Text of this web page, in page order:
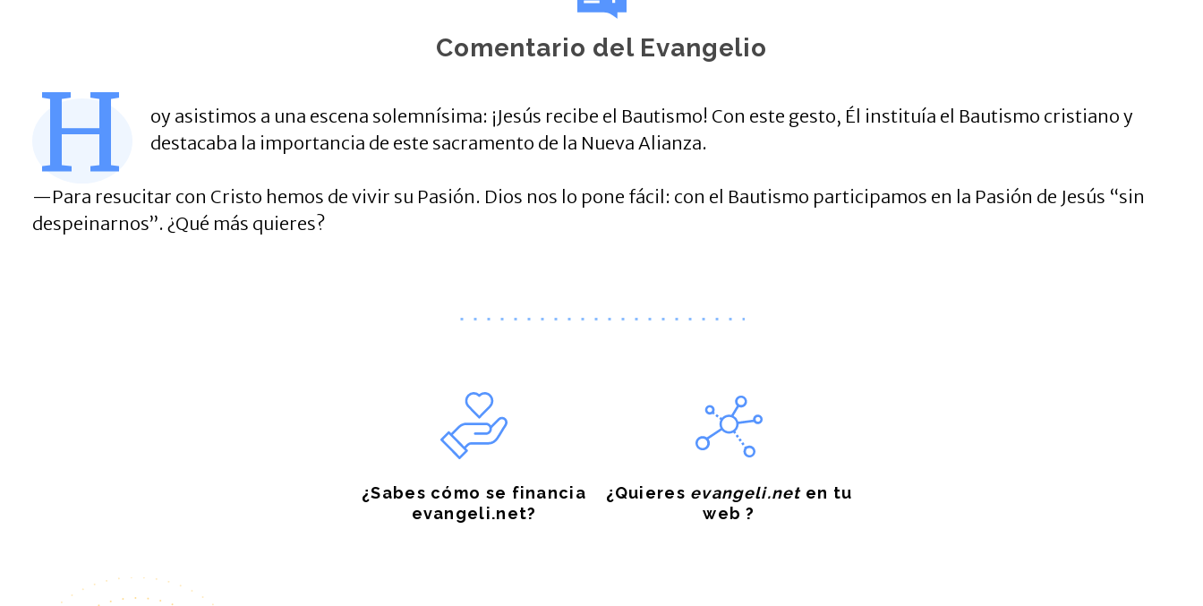
Comentario del Evangelio
H
oy asistimos a una escena solemnísima: ¡Jesús recibe el Bautismo! Con este gesto, Él instituía el Bautismo cristiano y
destacaba la importancia de este sacramento de la Nueva Alianza.
—Para resucitar con Cristo hemos de vivir su Pasión. Dios nos lo pone fácil: con el Bautismo participamos en la Pasión de Jesús “sin
despeinarnos”. ¿Qué más quieres?
¿Sabes cómo se financia
evangeli.net?
¿Quieres evangeli.neten tu
web ?